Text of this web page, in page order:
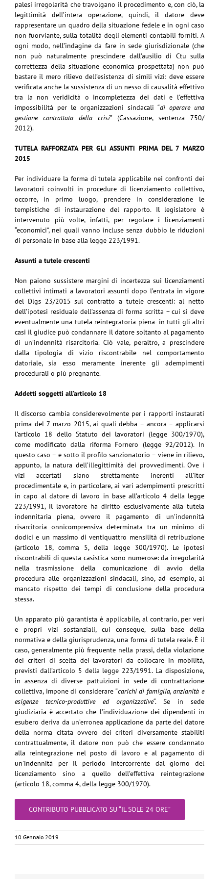
palesi irregolarità che travolgano il procedimento e, con ciò, la
legittimità dell’intera operazione, quindi, il datore deve
rappresentare un quadro della situazione fedele e in ogni caso
non fuorviante, sulla totalità degli elementi contabili forniti. A
ogni modo, nell’indagine da fare in sede giurisdizionale (che
non può naturalmente prescindere dall’ausilio di Ctu sulla
correttezza della situazione economica prospettata) non può
bastare il mero rilievo dell’esistenza di simili vizi: deve essere
verificata anche la sussistenza di un nesso di causalità effettivo
tra la non veridicità o incompletezza dei dati e l’effettiva
impossibilità per le organizzazioni sindacali “di operare una
gestione contrattata della crisi” (Cassazione, sentenza 750/
2012).
TUTELA RAFFORZATA PER GLI ASSUNTI PRIMA DEL 7 MARZO
2015
Per individuare la forma di tutela applicabile nei confronti dei
lavoratori coinvolti in procedure di licenziamento collettivo,
occorre, in primo luogo, prendere in considerazione le
tempistiche di instaurazione del rapporto. Il legislatore è
intervenuto più volte, infatti, per regolare i licenziamenti
“economici”, nei quali vanno incluse senza dubbio le riduzioni
di personale in base alla legge 223/1991.
Assunti a tutele crescenti
Non paiono sussistere margini di incertezza sui licenziamenti
collettivi intimati a lavoratori assunti dopo l’entrata in vigore
del Dlgs 23/2015 sul contratto a tutele crescenti: al netto
dell’ipotesi residuale dell’assenza di forma scritta – cui si deve
eventualmente una tutela reintegratoria piena- in tutti gli altri
casi il giudice può condannare il datore soltanto al pagamento
di un’indennità risarcitoria. Ciò vale, peraltro, a prescindere
dalla tipologia di vizio riscontrabile nel comportamento
datoriale, sia esso meramente inerente gli adempimenti
procedurali o più pregnante.
Addetti soggetti all’articolo 18
Il discorso cambia considerevolmente per i rapporti instaurati
prima del 7 marzo 2015, ai quali debba – ancora – applicarsi
l’articolo 18 dello Statuto dei lavoratori (legge 300/1970),
come modificato dalla riforma Fornero (legge 92/2012). In
questo caso – e sotto il profilo sanzionatorio – viene in rilievo,
appunto, la natura dell’illegittimità dei provvedimenti. Ove i
vizi accertati siano strettamente inerenti all’iter
procedimentale e, in particolare, ai vari adempimenti prescritti
in capo al datore di lavoro in base all’articolo 4 della legge
223/1991, il lavoratore ha diritto esclusivamente alla tutela
indennitaria piena, ovvero il pagamento di un’indennità
risarcitoria onnicomprensiva determinata tra un minimo di
dodici e un massimo di ventiquattro mensilità di retribuzione
(articolo 18, comma 5, della legge 300/1970). Le ipotesi
riscontrabili di questa casistica sono numerose: da irregolarità
nella trasmissione della comunicazione di avvio della
procedura alle organizzazioni sindacali, sino, ad esempio, al
mancato rispetto dei tempi di conclusione della procedura
stessa.
Un apparato più garantista è applicabile, al contrario, per veri
e propri vizi sostanziali, cui consegue, sulla base della
normativa e della giurisprudenza, una forma di tutela reale. È il
caso, generalmente più frequente nella prassi, della violazione
dei criteri di scelta dei lavoratori da collocare in mobilità,
previsti dall’articolo 5 della legge 223/1991. La disposizione,
in assenza di diverse pattuizioni in sede di contrattazione
collettiva, impone di considerare “carichi di famiglia, anzianità e
esigenze tecnico-produttive ed organizzative“. Se in sede
giudiziaria è accertato che l’individuazione dei dipendenti in
esubero deriva da un’erronea applicazione da parte del datore
della norma citata ovvero dei criteri diversamente stabiliti
contrattualmente, il datore non può che essere condannato
alla reintegrazione nel posto di lavoro e al pagamento di
un’indennità per il periodo intercorrente dal giorno del
licenziamento sino a quello dell’effettiva reintegrazione
(articolo 18, comma 4, della legge 300/1970).
CONTRIBUTO PUBBLICATO SU “IL SOLE 24 ORE”
10 Gennaio 2019